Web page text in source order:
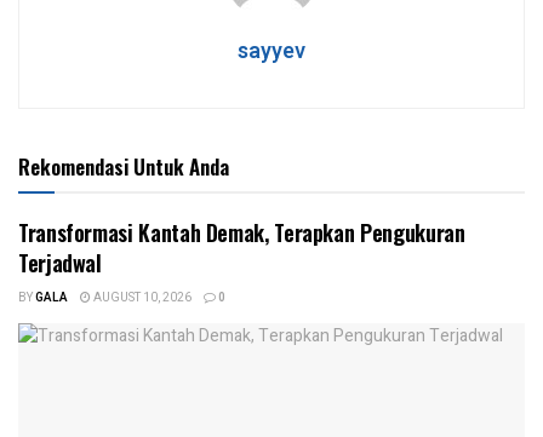
sayyev
Rekomendasi Untuk Anda
Transformasi Kantah Demak, Terapkan Pengukuran
Terjadwal
BYGALA AUGUST 10, 2026 0